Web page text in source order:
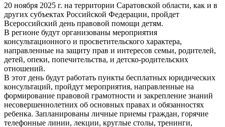
20 ноября 2025 г. на территории Саратовской области, как и в
других субъектах Российской Федерации, пройдет
Всероссийский день правовой помощи детям.
В регионе будут организованы мероприятия
консультационного и просветительского характера,
направленные на защиту прав и интересов семьи, родителей,
детей, опеки, попечительства, и детско-родительских
отношений.
В этот день будут работать пункты бесплатных юридических
консультаций, пройдут мероприятия, направленные на
формирование правовой грамотности и закрепление знаний
несовершеннолетних об основных правах и обязанностях
ребенка. Запланированы личные приемы граждан, горячие
телефонные линии, лекции, круглые столы, тренинги,